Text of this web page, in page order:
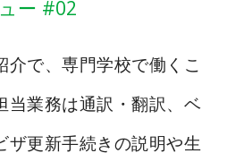
ー #02
介で、専門学校で働くこ
当業務は通訳・翻訳、ベ
ザ更新手続きの説明や生